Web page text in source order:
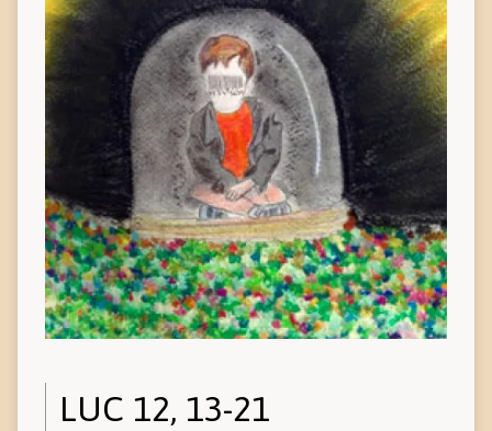
LUC 12, 13-21